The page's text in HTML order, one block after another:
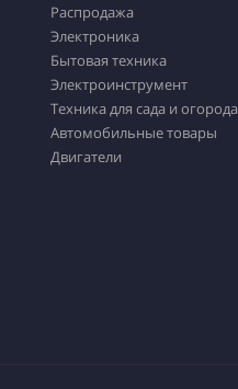
Распродажа
Электроника
Бытовая техника
Электроинструмент
Техника для сада и огорода
Автомобильные товары
Двигатели